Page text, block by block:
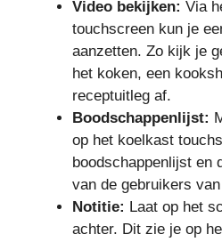
Video bekijken: Via
touchscreen kun je
aanzetten. Zo kijk je
het koken, een
receptuitleg af.
Boodschappenlijst:
op het koelkast
boodschappenlijst en
van de gebruikers
Notitie: Laat op het
achter. Dit zie je op